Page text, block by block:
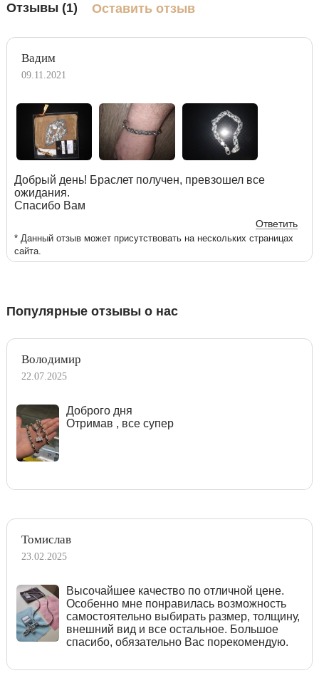
Отзывы (1) Оставить отзыв
Вадим
09.11.2021
Добрый день! Браслет получен, превзошел все
ожидания.
Спасибо Вам
Ответить
* Данный отзыв может присутствовать на нескольких страницах
сайта.
Популярные отзывы о нас
Володимир
22.07.2025
Доброго дня
Отримав , все супер
Томислав
23.02.2025
Высочайшее качество по отличной цене.
Особенно мне понравилась возможность
самостоятельно выбирать размер, толщину,
внешний вид и все остальное. Большое
спасибо, обязательно Вас порекомендую.